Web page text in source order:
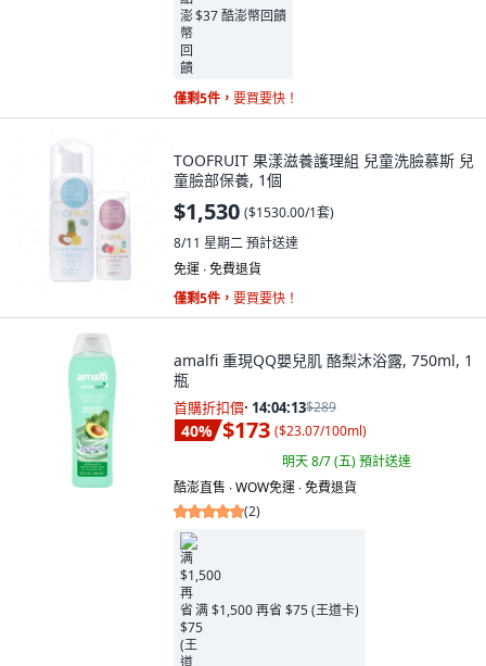
$37 酷澎幣回饋
僅剩5件， 要買要快！
TOOFRUIT 果漾滋養護理組 兒童洗臉慕斯 兒
童臉部保養, 1個
$1,530 ($1530.00/1套)
8/11 星期二預計送達
免運 ∙ 免費退貨
僅剩5件， 要買要快！
amalfi 重現QQ嬰兒肌 酪梨沐浴露, 750ml, 1
瓶
首購折扣價· 14:04:11$289
40% $173 ($23.07/100ml)
明天 8/7 (五)預計送達
酷澎直售 ∙ WOW免運 ∙ 免費退貨
(2)
满 $1,500 再省 $75 (王道卡)